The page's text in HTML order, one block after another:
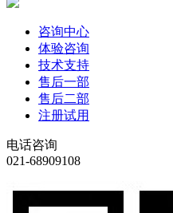
咨询中心
体验咨询
技术支持
售后一部
售后二部
注册试用
电话咨询
021-68909108